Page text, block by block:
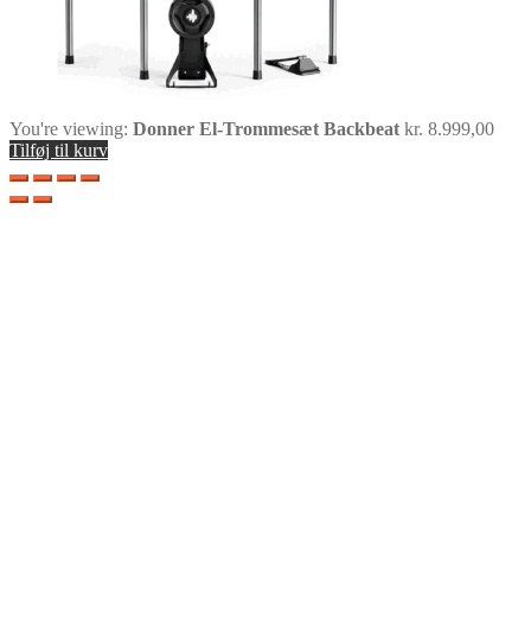
You're viewing: Donner El-Trommesæt Backbeat kr. 8.999,00
Tilføj til kurv